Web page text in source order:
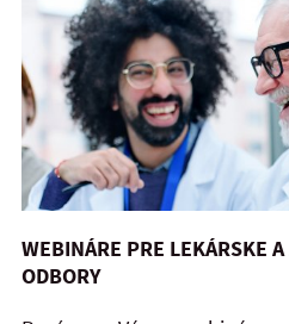
WEBINÁRE PRE LEKÁRSKE
ODBORY